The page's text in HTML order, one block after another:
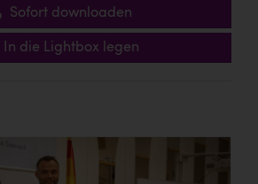
Austria
Sofort downloaden
In die Lightbox legen